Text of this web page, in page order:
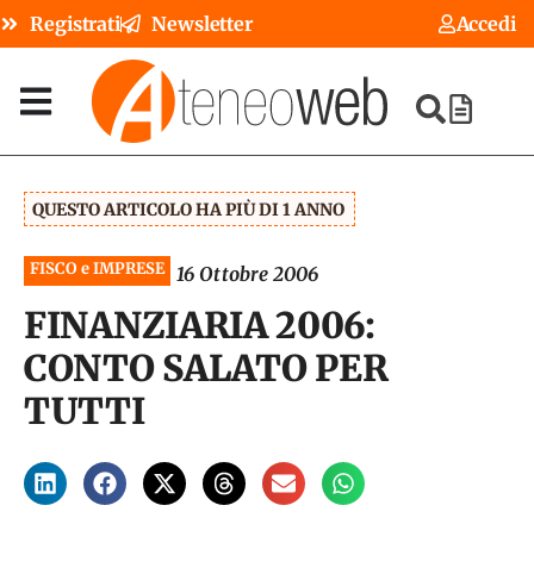
Registrati Newsletter Accedi
QUESTO ARTICOLO HA PIÙ DI 1 ANNO
FISCO e IMPRESE 16 Ottobre 2006
FINANZIARIA 2006:
CONTO SALATO PER
TUTTI